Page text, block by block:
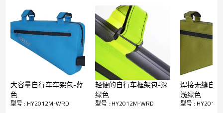
3.易于安装和拆卸：用灰泥固定在框架上
4.主袋无接缝，高强度防水，易于清洁
5.小插入功能：为小物件增加额外的存储空间
6.侧面拉链开口通往主袋，方便取放
大容量自行车车架包-蓝
色
型号 : HY2012M-WRD
轻便的自行车框架包-深
绿色
型号 : HY2012M-WRD
焊接无缝自
浅绿色
型号 :